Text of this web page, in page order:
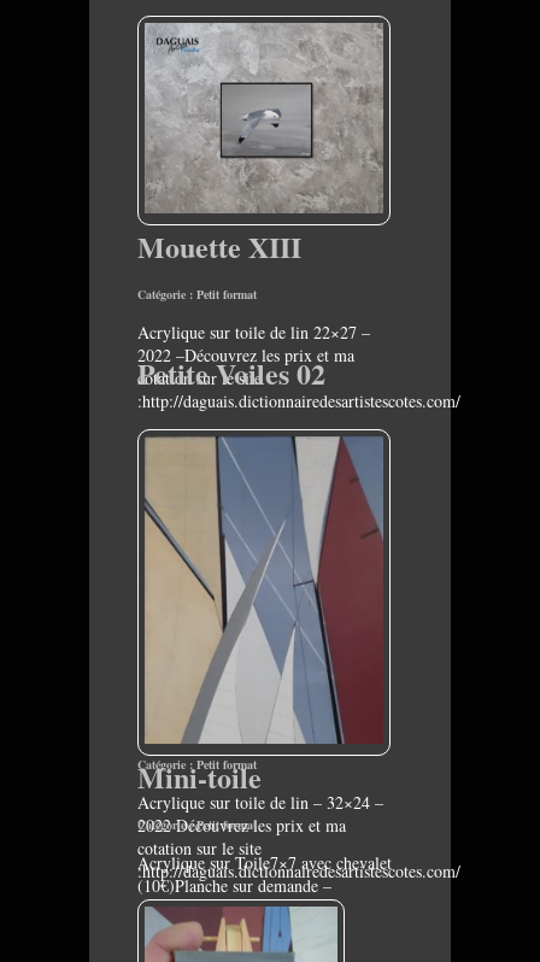
Mouette XIII
Catégorie : Petit format
Acrylique sur toile de lin 22×27 –
2022 –Découvrez les prix et ma
cotation sur le site
:http://daguais.dictionnairedesartistescotes.com/
Petite Voiles 02
Catégorie : Petit format
Acrylique sur toile de lin – 32×24 –
2022 Découvrez les prix et ma
cotation sur le site
:http://daguais.dictionnairedesartistescotes.com/
Mini-toile
Catégorie :Petit format
Acrylique sur Toile7×7 avec chevalet
(10€)Planche sur demande –